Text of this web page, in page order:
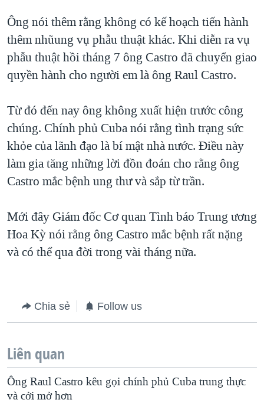
KHOA HỌC
SỨC KHOẺ
VĂN HOÁ
THỂ THAO
NGÀY TỊ NẠN THẾ GIỚI
TRỊNH VĨNH BÌNH - NGƯỜI HẠ 'BÊN THẮNG CUỘC'
GROUND ZERO – XƯA VÀ NAY
CÁC GIÁ TRỊ CỘNG HÒA Ở VIỆT NAM
THƯỢNG ĐỈNH TRUMP-KIM TẠI VIỆT NAM
TRỊNH VĨNH BÌNH VS. CHÍNH PHỦ VIỆT NAM
NGƯ DÂN VIỆT VÀ LÀN SÓNG TRỘM HẢI SÂM
QUAN HỆ VIỆT MỸ
Ngôn ngữ khác
Ông nói thêm rằng không có kế hoạch tiến hành
thêm nhũung vụ phẫu thuật khác. Khi diễn ra vụ
phẫu thuật hồi tháng 7 ông Castro đã chuyển giao
quyền hành cho người em là ông Raul Castro.
Từ đó đến nay ông không xuất hiện trước công
chúng. Chính phủ Cuba nói rằng tình trạng sức
khỏe của lãnh đạo là bí mật nhà nước. Điều này
làm gia tăng những lời đồn đoán cho rằng ông
Castro mắc bệnh ung thư và sắp từ trần.
Mới đây Giám đốc Cơ quan Tình báo Trung ương
Hoa Kỳ nói rằng ông Castro mắc bệnh rất nặng
và có thể qua đời trong vài tháng nữa.
Chia sẻ Follow us
Liên quan
Ông Raul Castro kêu gọi chính phủ Cuba trung thực
và cởi mở hơn